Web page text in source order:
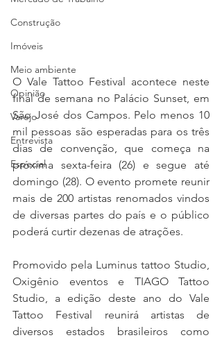
Construção
Imóveis
Meio ambiente
Opinião
Varejo
Entrevista
Especial
O Vale Tattoo Festival acontece neste
final de semana no Palácio Sunset, em
São José dos Campos. Pelo menos 10
mil pessoas são esperadas para os três
dias de convenção, que começa na
próxima sexta-feira (26) e segue até
domingo (28). O evento promete reunir
mais de 200 artistas renomados vindos
de diversas partes do país e o público
poderá curtir dezenas de atrações.
Promovido pela Luminus tattoo Studio,
Oxigênio eventos e TIAGO Tattoo
Studio, a edição deste ano do Vale
Tattoo Festival reunirá artistas de
diversos estados brasileiros como